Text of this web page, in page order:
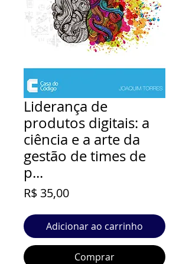
Liderança de
produtos digitais: a
ciência e a arte da
gestão de times de
p...
R$ 35,00Preço
Adicionar ao carrinho
Comprar